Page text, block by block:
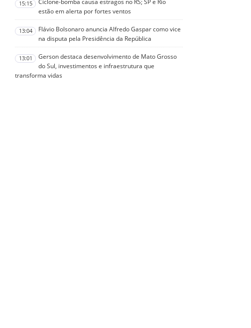
15:15
estão em alerta por fortes ventos
13:04
Flávio Bolsonaro anuncia Alfredo Gaspar como vice
na disputa pela Presidência da República
13:01
Gerson destaca desenvolvimento de Mato Grosso
do Sul, investimentos e infraestrutura que
transforma vidas